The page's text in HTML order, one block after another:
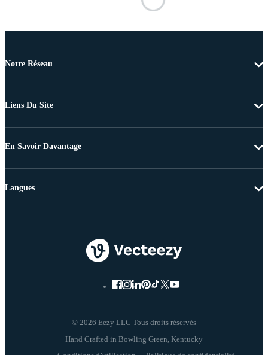
Notre Réseau
Liens Du Site
En Savoir Davantage
© 2026 Eezy LLC Tous droits réservés
Langues